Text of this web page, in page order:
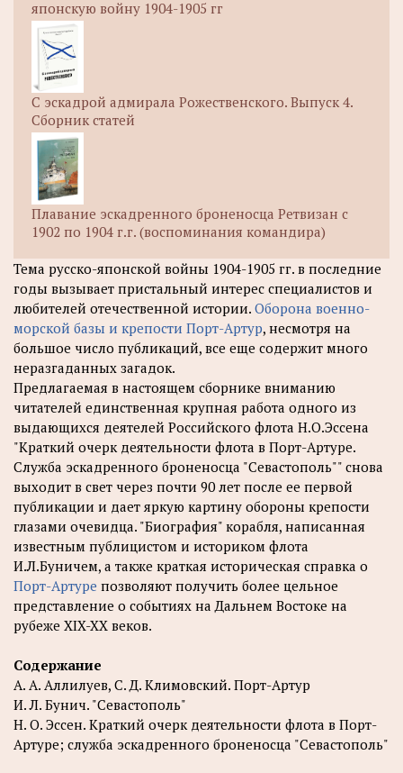
японскую войну 1904-1905 гг
С эскадрой адмирала Рожественского. Выпуск 4.
Сборник статей
Плавание эскадренного броненосца Ретвизан с
1902 по 1904 г.г. (воспоминания командира)
Тема русско-японской войны 1904-1905 гг. в последние
годы вызывает пристальный интерес специалистов и
любителей отечественной истории. Оборона военно-
морской базы и крепости Порт-Артур, несмотря на
большое число публикаций, все еще содержит много
неразгаданных загадок.
Предлагаемая в настоящем сборнике вниманию
читателей единственная крупная работа одного из
выдающихся деятелей Российского флота Н.О.Эссена
"Краткий очерк деятельности флота в Порт-Артуре.
Служба эскадренного броненосца "Севастополь"" снова
выходит в свет через почти 90 лет после ее первой
публикации и дает яркую картину обороны крепости
глазами очевидца. "Биография" корабля, написанная
известным публицистом и историком флота
И.Л.Буничем, а также краткая историческая справка о
Порт-Артуре позволяют получить более цельное
представление о событиях на Дальнем Востоке на
рубеже XIX-XX веков.
Содержание
А. А. Аллилуев, С. Д. Климовский. Порт-Артур
И. Л. Бунич. "Севастополь"
Н. О. Эссен. Краткий очерк деятельности флота в Порт-
Артуре; служба эскадренного броненосца "Севастополь"